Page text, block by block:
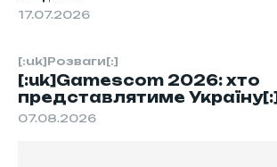
[:uk]Розваги[:]
[:uk]Gamescom 2026: хто
представлятиме Україну[:]
07.08.2026
17.07.2026